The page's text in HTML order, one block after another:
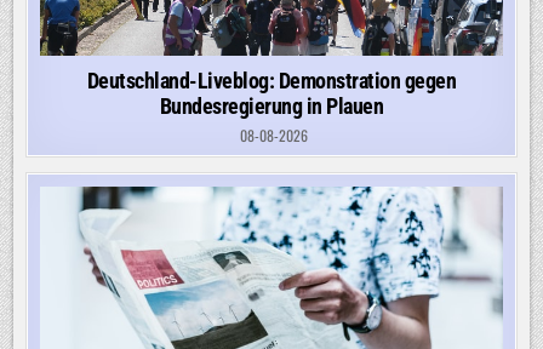
Deutschland-Liveblog: Demonstration gegen
Bundesregierung in Plauen
08-08-2026